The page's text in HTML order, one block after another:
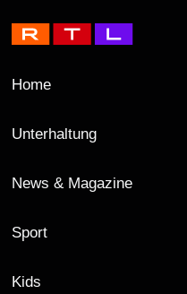
Home
Unterhaltung
News & Magazine
Sport
Kids